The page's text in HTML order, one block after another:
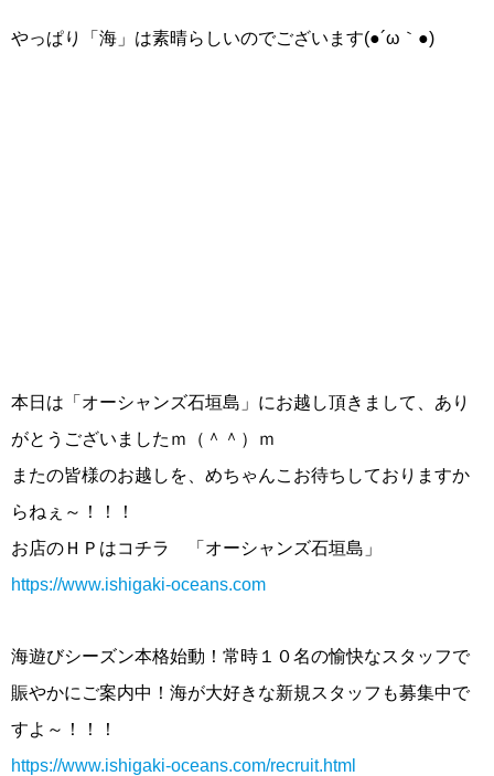
やっぱり「海」は素晴らしいのでございます(●´ω｀●)
本日は「オーシャンズ石垣島」にお越し頂きまして、あり
がとうございましたｍ（＾＾）ｍ
またの皆様のお越しを、めちゃんこお待ちしておりますか
らねぇ～！！！
お店のＨＰはコチラ 「オーシャンズ石垣島」
https://www.ishigaki-oceans.com
海遊びシーズン本格始動！常時１０名の愉快なスタッフで
賑やかにご案内中！海が大好きな新規スタッフも募集中で
すよ～！！！
https://www.ishigaki-oceans.com/recruit.html